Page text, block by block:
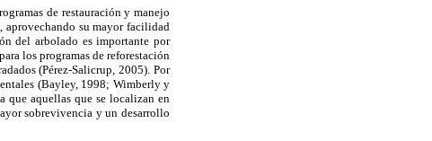
de restauración y manejo
aprovechando su mayor facilidad
del arbolado es importante por
los programas de reforestación
(Pérez-Salicrup, 2005). Por
(Bayley, 1998; Wimberly y
que aquellas que se localizan en
sobrevivencia y un desarrollo